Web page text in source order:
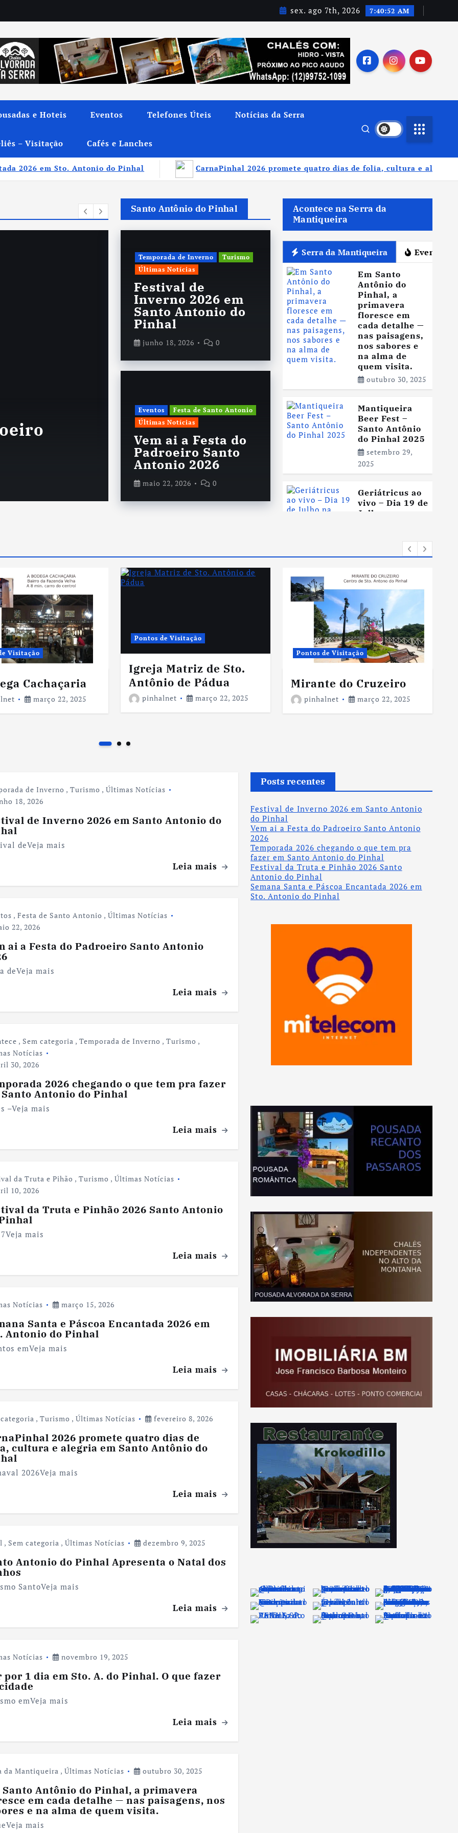
sex. ago 7th, 2026 7:40:53 AM
e Hoteis Eventos Telefones Úteis Notícias da Serra
– Visitação Cafés e Lanches
do Pinhal CarnaPinhal 2026 promete quatro dias de folia, cultura e alegria em Santo Antônio
Temporada de Inverno Turismo Últimas Notícias
Temporada 2026 chegando o que
tem pra fazer em Santo Antonio
do Pinhal
abril 30, 2026
Santo Antônio do Pinhal
Temporada de Inverno
Turismo
Últimas Notícias
Festival de
Inverno 2026 em
Santo Antonio do
Pinhal
junho 18, 2026 0
Eventos
Festa de Santo Antonio
Últimas Notícias
Vem ai a Festa do
Padroeiro Santo
Antonio 2026
maio 22, 2026 0
Acontece na Serra da
Mantiqueira
Serra da Mantiqueira Eventos
Em Santo
Antônio do
Pinhal, a
primavera
floresce em
cada detalhe —
nas paisagens,
nos sabores e
na alma de
quem visita.
outubro 30, 2025
Mantiqueira
Beer Fest –
Santo Antônio
do Pinhal 2025
setembro 29,
2025
Geriátricus ao
vivo – Dia 19 de
Julho na
Santo Antônio
do Pinhal!
Genealogia
Pinhalense
como inserir
sua família no
novo livro de
José
Marcondes e
julho 1, 2025
Visitação
Cachaçaria
março 22, 2025
Pontos de Visitação
Igreja Matriz de Sto.
Antônio de Pádua
pinhalnet março 22, 2025
Pontos de Visitação
Mirante do Cruzeiro
pinhalnet março 22, 2025
de Inverno ,Turismo ,Últimas Notícias
18, 2026
de Inverno 2026 em Santo Antonio do
deVeja mais
Leia mais
,Festa de Santo Antonio ,Últimas Notícias
22, 2026
ai a Festa do Padroeiro Santo Antonio
deVeja mais
Leia mais
, Sem categoria ,Temporada de Inverno ,Turismo ,
Notícias
30, 2026
2026 chegando o que tem pra fazer
Santo Antonio do Pinhal
–Veja mais
Leia mais
da Truta e Pihão ,Turismo ,Últimas Notícias
10, 2026
da Truta e Pinhão 2026 Santo Antonio
mais
Leia mais
Notícias março 15, 2026
Santa e Páscoa Encantada 2026 em
Antonio do Pinhal
emVeja mais
Leia mais
,Turismo ,Últimas Notícias fevereiro 8, 2026
2026 promete quatro dias de
cultura e alegria em Santo Antônio do
2026Veja mais
Leia mais
, Sem categoria ,Últimas Notícias dezembro 9, 2025
Antonio do Pinhal Apresenta o Natal dos
SantoVeja mais
Leia mais
Notícias novembro 19, 2025
por 1 dia em Sto. A. do Pinhal. O que fazer
emVeja mais
Leia mais
da Mantiqueira ,Últimas Notícias outubro 30, 2025
Santo Antônio do Pinhal, a primavera
em cada detalhe — nas paisagens, nos
e na alma de quem visita.
mais
Posts recentes
Festival de Inverno 2026 em Santo Antonio
do Pinhal
Vem ai a Festa do Padroeiro Santo Antonio
2026
Temporada 2026 chegando o que tem pra
fazer em Santo Antonio do Pinhal
Festival da Truta e Pinhão 2026 Santo
Antonio do Pinhal
Semana Santa e Páscoa Encantada 2026 em
Sto. Antonio do Pinhal